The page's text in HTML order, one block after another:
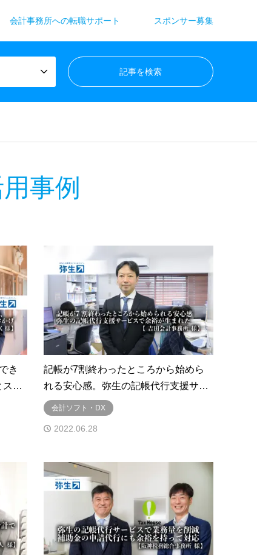
会計事務所への転職サポート スポンサー募集
事例
き
ス…
記帳が7割終わったところから始めら
れる安心感。弥生の記帳代行支援サ…
会計ソフト・DX
2022.06.28